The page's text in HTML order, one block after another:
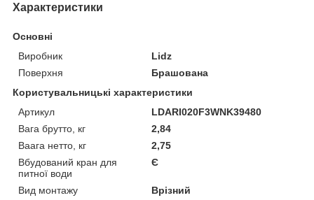
Характеристики
Основні
Виробник
Lidz
Поверхня
Брашована
Користувальницькі характеристики
Артикул
LDARI020F3WNK39480
Вага брутто, кг
2,84
Ваага нетто, кг
2,75
Вбудований кран для
питної води
Є
Вид монтажу
Врізний